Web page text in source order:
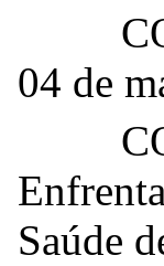
04 de
Saúde